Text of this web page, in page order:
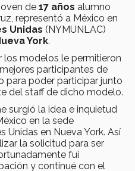
joven de 17 años alumno
representó a México en
Unidas (NYMUNLAC)
York.
los modelos le permitieron
participantes de
para poder participar junto
del staff de dicho modelo.
surgió la idea e inquietud
en la sede
Unidas en Nueva York. Así
la solicitud para ser
fui
y continué con el